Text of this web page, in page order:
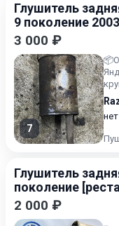
Глушитель
9 поколение
3 000 ₽
7
Глушитель
поколение
2 000 ₽